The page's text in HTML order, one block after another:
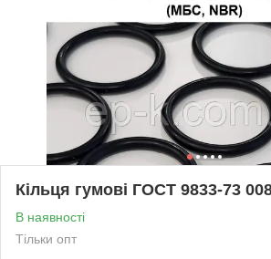
Кільця гумові ГОСТ 9833-73
В наявності
Тільки опт